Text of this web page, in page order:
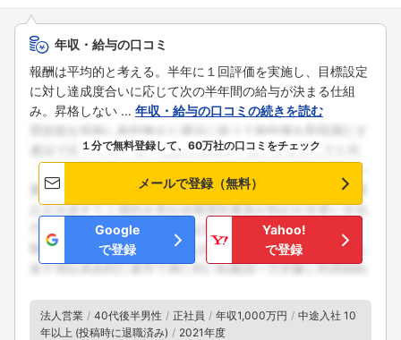
年収・給与の口コミ
報酬は平均的と考える。半年に１回評価を実施し、目標設定
に対し達成度合いに応じて次の半年間の給与が決まる仕組
み。昇格しない ... 年収・給与の口コミの続きを読む
１分で無料登録して、60万社の口コミをチェック
メールで登録（無料）
Google
で登録
Yahoo!
で登録
法人営業 40代後半男性 正社員 年収1,000万円
中途入社 10
年以上 (投稿時に退職済み)
2021年度